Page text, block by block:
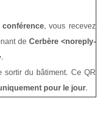
, vous recevez
de Cerbère <noreply-
.
sortir du bâtiment. Ce QR
pour le jour.